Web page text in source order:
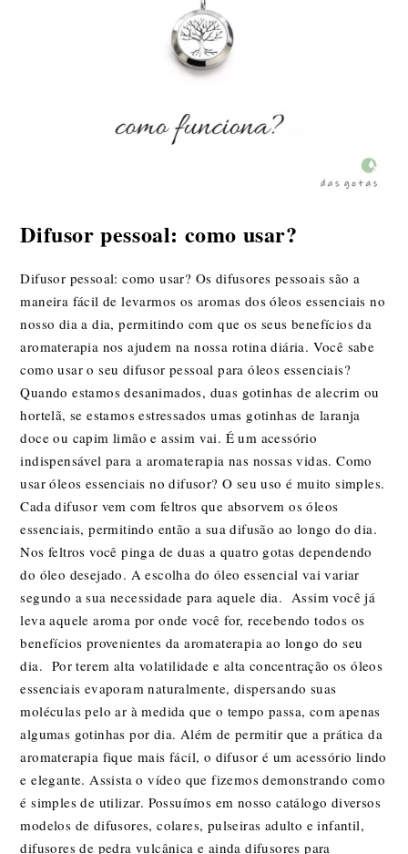
Difusor pessoal: como usar? ​
Difusor pessoal: como usar? Os difusores pessoais são a
maneira fácil de levarmos os aromas dos óleos essenciais no
nosso dia a dia, permitindo com que os seus benefícios da
aromaterapia nos ajudem na nossa rotina diária. Você sabe
como usar o seu difusor pessoal para óleos essenciais?
Quando estamos desanimados, duas gotinhas de alecrim ou
hortelã, se estamos estressados umas gotinhas de laranja
doce ou capim limão e assim vai. É um acessório
indispensável para a aromaterapia nas nossas vidas. Como
usar óleos essenciais no difusor? O seu uso é muito simples.
Cada difusor vem com feltros que absorvem os óleos
essenciais, permitindo então a sua difusão ao longo do dia.
Nos feltros você pinga de duas a quatro gotas dependendo
do óleo desejado. A escolha do óleo essencial vai variar
segundo a sua necessidade para aquele dia. Assim você já
leva aquele aroma por onde você for, recebendo todos os
benefícios provenientes da aromaterapia ao longo do seu
dia. Por terem alta volatilidade e alta concentração os óleos
essenciais evaporam naturalmente, dispersando suas
moléculas pelo ar à medida que o tempo passa, com apenas
algumas gotinhas por dia. Além de permitir que a prática da
aromaterapia fique mais fácil, o difusor é um acessório lindo
e elegante. Assista o vídeo que fizemos demonstrando como
é simples de utilizar. Possuímos em nosso catálogo diversos
modelos de difusores, colares, pulseiras adulto e infantil,
difusores de pedra vulcânica e ainda difusores para